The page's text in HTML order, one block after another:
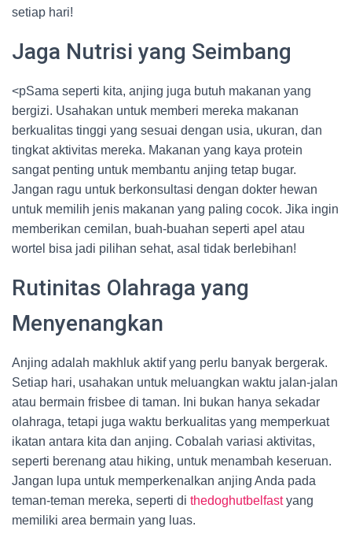
setiap hari!
Jaga Nutrisi yang Seimbang
<pSama seperti kita, anjing juga butuh makanan yang
bergizi. Usahakan untuk memberi mereka makanan
berkualitas tinggi yang sesuai dengan usia, ukuran, dan
tingkat aktivitas mereka. Makanan yang kaya protein
sangat penting untuk membantu anjing tetap bugar.
Jangan ragu untuk berkonsultasi dengan dokter hewan
untuk memilih jenis makanan yang paling cocok. Jika ingin
memberikan cemilan, buah-buahan seperti apel atau
wortel bisa jadi pilihan sehat, asal tidak berlebihan!
Rutinitas Olahraga yang
Menyenangkan
Anjing adalah makhluk aktif yang perlu banyak bergerak.
Setiap hari, usahakan untuk meluangkan waktu jalan-jalan
atau bermain frisbee di taman. Ini bukan hanya sekadar
olahraga, tetapi juga waktu berkualitas yang memperkuat
ikatan antara kita dan anjing. Cobalah variasi aktivitas,
seperti berenang atau hiking, untuk menambah keseruan.
Jangan lupa untuk memperkenalkan anjing Anda pada
teman-teman mereka, seperti di thedoghutbelfastyang
memiliki area bermain yang luas.